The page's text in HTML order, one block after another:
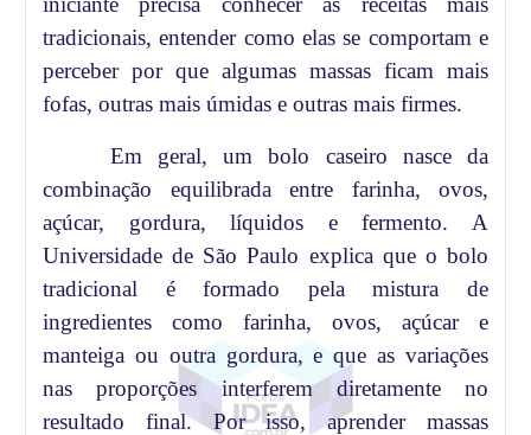
tradicionais, entender como elas se comportam e
perceber por que algumas massas ficam mais
fofas, outras mais úmidas e outras mais firmes.
Em geral, um bolo caseiro nasce da
combinação equilibrada entre farinha, ovos,
açúcar, gordura, líquidos e fermento. A
Universidade de São Paulo explica que o bolo
tradicional é formado pela mistura de
ingredientes como farinha, ovos, açúcar e
manteiga ou outra gordura, e que as variações
nas proporções interferem diretamente no
resultado final. Por isso, aprender massas